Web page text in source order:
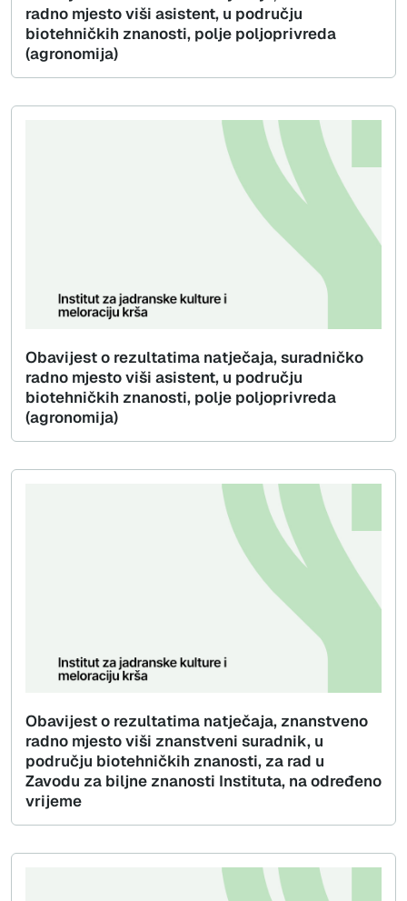
radno mjesto viši asistent, u području
biotehničkih znanosti, polje poljoprivreda
(agronomija)
Obavijest o rezultatima natječaja, suradničko
radno mjesto viši asistent, u području
biotehničkih znanosti, polje poljoprivreda
(agronomija)
Obavijest o rezultatima natječaja, znanstveno
radno mjesto viši znanstveni suradnik, u
području biotehničkih znanosti, za rad u
Zavodu za biljne znanosti Instituta, na određeno
vrijeme